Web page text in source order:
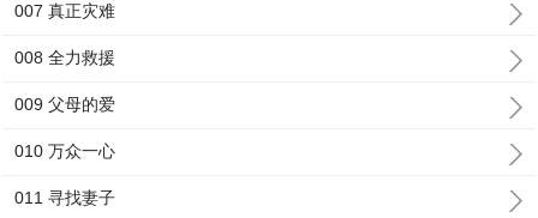
007 真正灾难
008 全力救援
009 父母的爱
010 万众一心
011 寻找妻子